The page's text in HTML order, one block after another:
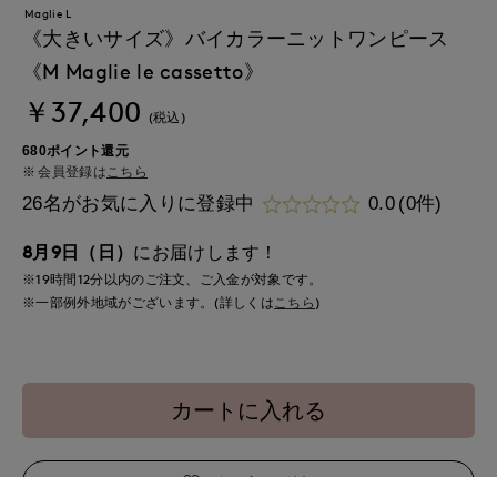
Maglie L
《大きいサイズ》バイカラーニットワンピース
《M Maglie le cassetto》
￥37,400 (税込)
680ポイント還元
会員登録は こちら
26名がお気に入りに登録中 0.0 (0件)
8月9日（日） にお届けします！
※19時間12分以内のご注文、ご入金が対象です。
※一部例外地域がございます。(詳しくはこちら )
カートに入れる